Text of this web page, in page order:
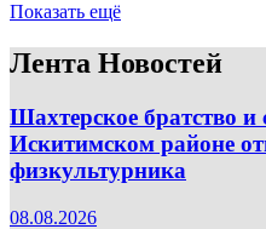
Показать ещё
Лента Новостей
Шахтерское братство
Искитимском районе
физкультурника
08.08.2026